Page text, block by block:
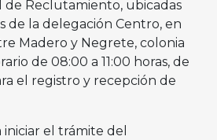
de Reclutamiento, ubicadas
de la delegación Centro, en
Madero y Negrete, colonia
de 08:00 a 11:00 horas, de
el registro y recepción de
iniciar el trámite del